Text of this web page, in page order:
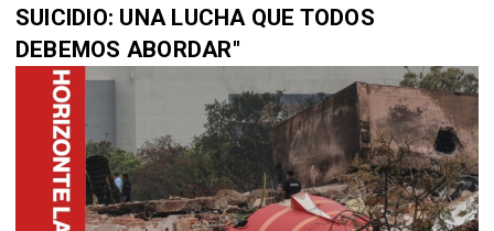
SUICIDIO: UNA LUCHA QUE TODOS
DEBEMOS ABORDAR"